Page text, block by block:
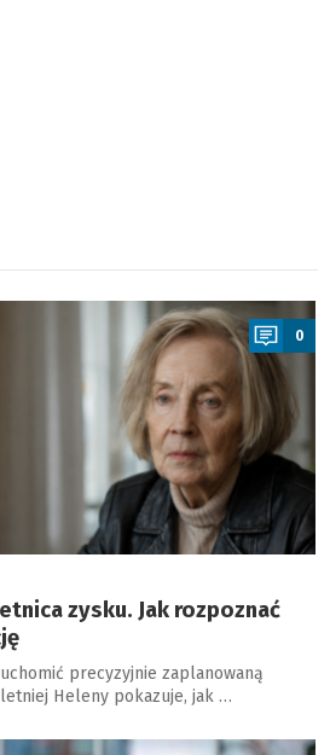
0
zysku. Jak rozpoznać
precyzyjnie zaplanowaną
Heleny pokazuje, jak …